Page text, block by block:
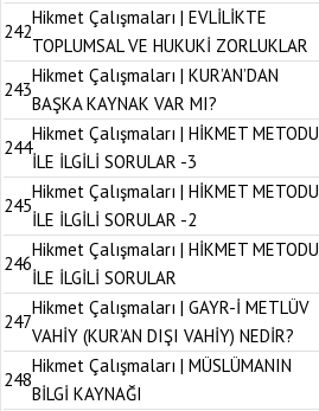
242
Hikmet Çalışmaları | EVLİLİKTE
TOPLUMSAL VE HUKUKİ ZORLUKLAR
243
Hikmet Çalışmaları | KUR’AN’DAN
BAŞKA KAYNAK VAR MI?
244
Hikmet Çalışmaları | HİKMET METODU
İLE İLGİLİ SORULAR -3
245
Hikmet Çalışmaları | HİKMET METODU
İLE İLGİLİ SORULAR -2
246
Hikmet Çalışmaları | HİKMET METODU
İLE İLGİLİ SORULAR
247
Hikmet Çalışmaları | GAYR-İ METLÜV
VAHİY (KUR’AN DIŞI VAHİY) NEDİR?
248
Hikmet Çalışmaları | MÜSLÜMANIN
BİLGİ KAYNAĞI